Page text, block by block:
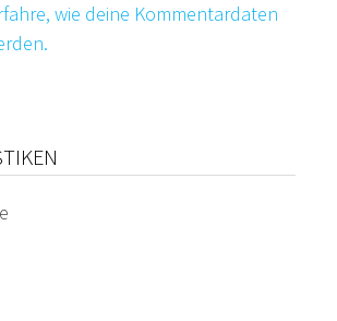
wie deine Kommentardaten